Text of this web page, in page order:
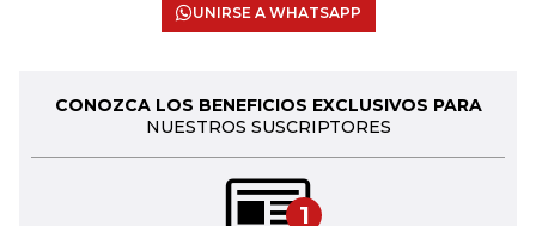
UNIRSE A WHATSAPP
CONOZCA LOS BENEFICIOS EXCLUSIVOS PARA
NUESTROS SUSCRIPTORES
1